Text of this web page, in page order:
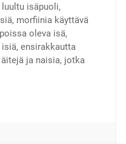
isäpuoli,
morfiinia käyttävä
oleva isä,
ensirakkautta
ja naisia, jotka